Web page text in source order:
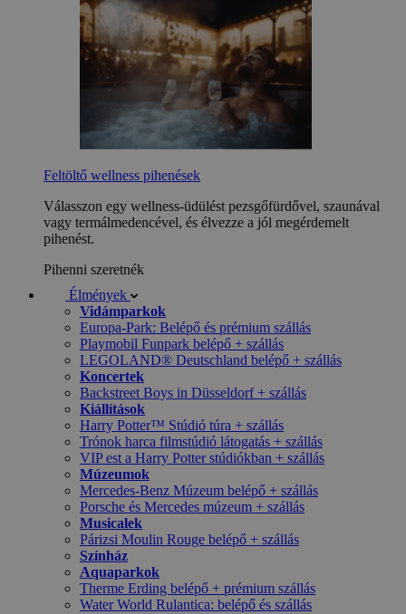
Feltöltő wellness pihenések
Válasszon egy wellness-üdülést pezsgőfürdővel, szaunával
vagy termálmedencével, és élvezze a jól megérdemelt
pihenést.
Pihenni szeretnék
Élmények
Vidámparkok
Europa-Park: Belépő és prémium szállás
Playmobil Funpark belépő + szállás
LEGOLAND® Deutschland belépő + szállás
Koncertek
Backstreet Boys in Düsseldorf + szállás
Kiállítások
Harry Potter™ Stúdió túra + szállás
Trónok harca filmstúdió látogatás + szállás
VIP est a Harry Potter stúdiókban + szállás
Múzeumok
Mercedes-Benz Múzeum belépő + szállás
Porsche és Mercedes múzeum + szállás
Musicalek
Párizsi Moulin Rouge belépő + szállás
Színház
Aquaparkok
Therme Erding belépő + prémium szállás
Water World Rulantica: belépő és szállás